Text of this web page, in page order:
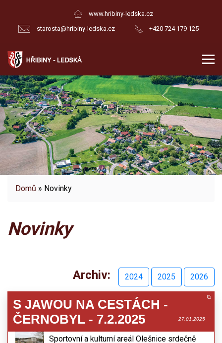
www.hribiny-ledska.cz
starosta@hribiny-ledska.cz
+420 724 179 125
Domů » Novinky
Novinky
Archiv: 2024 2025 2026
S JAWOU NA CESTÁCH -
ČERNOBYL - 7.2.2025
27.01.2025
Sportovní a kulturní areál Olešnice srdečně